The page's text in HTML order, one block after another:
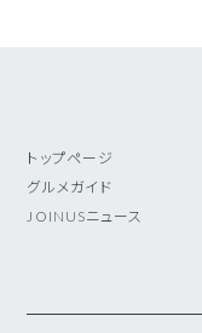
トップページ
グルメガイド
JOINUSニュース